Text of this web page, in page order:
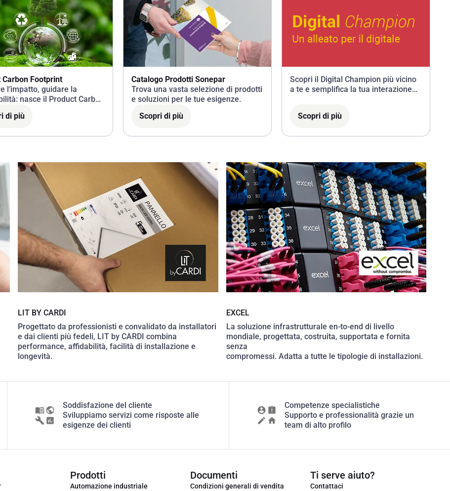
Carbon Footprint
l’impatto, guidare la
nasce il Product Carbon
di più
Catalogo Prodotti Sonepar
Trova una vasta selezione di prodotti
e soluzioni per le tue esigenze.
Scopri di più
Scopri il Digital Champion più vicino
a te e semplifica la tua interazione
Scopri di più
LIT BY CARDI
Progettato da professionisti e convalidato da installatori
e dai clienti più fedeli, LIT by CARDI combina
performance, affidabilità, facilità di installazione e
longevità.
EXCEL
La soluzione infrastrutturale en-to-end di livello
mondiale, progettata, costruita, supportata e fornita
senza
compromessi. Adatta a tutte le tipologie di installazioni.
Soddisfazione del cliente
Sviluppiamo servizi come risposte alle
esigenze dei clienti
Competenze specialistiche
Supporto e professionalità grazie un
team di alto profilo
Prodotti
Automazione industriale
Documenti
Condizioni generali di vendita
Ti serve aiuto?
Contattaci